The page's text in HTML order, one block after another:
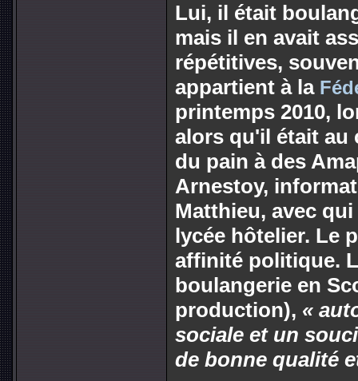
Lui, il était
mais il en avait
répétitives,
appartient à la
printemps 2010,
alors qu'il était au
du pain à des
Arnestoy,
Matthieu, avec
lycée hôtelier. Le
affinité politique.
boulangerie en
production), «
sociale et un
de bonne qualité